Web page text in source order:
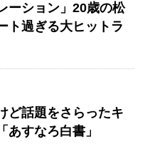
ーション」20歳の松
ト過ぎる大ヒットラ
ど話題をさらったキ
あすなろ白書」